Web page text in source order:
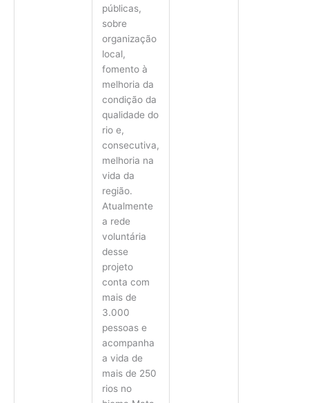
públicas,
sobre
organização
local,
fomento à
melhoria da
condição da
qualidade do
rio e,
consecutiva,
melhoria na
vida da
região.
Atualmente
a rede
voluntária
desse
projeto
conta com
mais de
3.000
pessoas e
acompanha
a vida de
mais de 250
rios no